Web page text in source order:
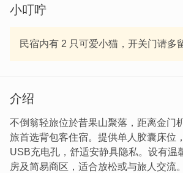
小叮咛
民宿内有 2 只可爱小猫，开关门请多
介绍
不倒翁轻旅位於昔果山聚落，距离金门
旅首选背包客住宿。提供单人胶囊床位
USB充电孔，舒适安静具隐私。设有温
房及简易商区，适合放松或与旅人交流